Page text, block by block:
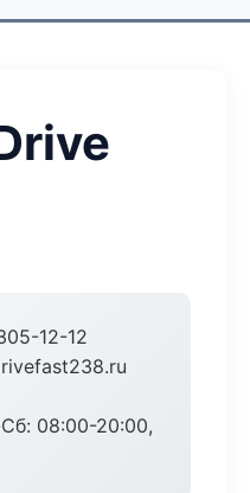
12-12
08:00-20:00,